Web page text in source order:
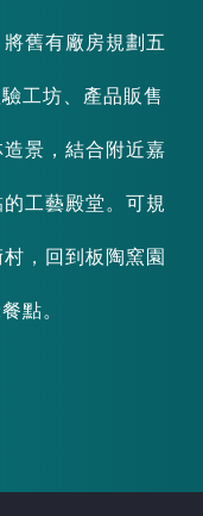
舊有廠房規劃五
工坊、產品販售
景，結合附近嘉
工藝殿堂。可規
，回到板陶窯園
點。